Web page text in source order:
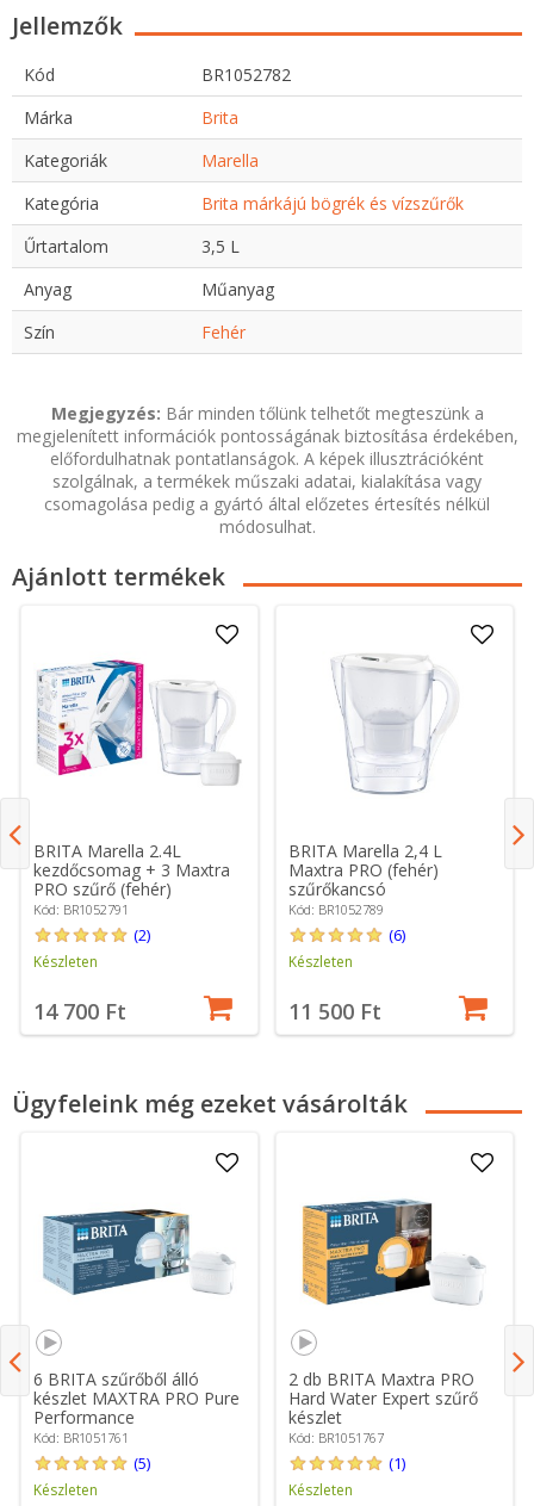
Jellemzők
Kód
BR1052782
Márka
Brita
Kategoriák
Marella
Kategória
Brita márkájú bögrék és vízszűrők
Űrtartalom
3,5 L
Anyag
Műanyag
Szín
Fehér
Megjegyzés: Bár minden tőlünk telhetőt megteszünk a
megjelenített információk pontosságának biztosítása érdekében,
előfordulhatnak pontatlanságok. A képek illusztrációként
szolgálnak, a termékek műszaki adatai, kialakítása vagy
csomagolása pedig a gyártó által előzetes értesítés nélkül
módosulhat.
Ajánlott termékek
BRITA Marella 2.4L
kezdőcsomag + 3 Maxtra
PRO szűrő (fehér)
Kód: BR1052791
(2)
Készleten
14 700 Ft
BRITA Marella 2,4 L
Maxtra PRO (fehér)
szűrőkancsó
Kód: BR1052789
(6)
Készleten
11 500 Ft
Ügyfeleink még ezeket vásárolták
6 BRITA szűrőből álló
készlet MAXTRA PRO Pure
Performance
Kód: BR1051761
(5)
Készleten
2 db BRITA Maxtra PRO
Hard Water Expert szűrő
készlet
Kód: BR1051767
(1)
Készleten